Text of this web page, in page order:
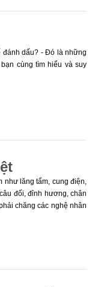
đánh dấu? - Đó là những
cùng tìm hiểu và suy
như lăng tẩm, cung điện,
đối, đỉnh hương, chân
chăng các nghệ nhân